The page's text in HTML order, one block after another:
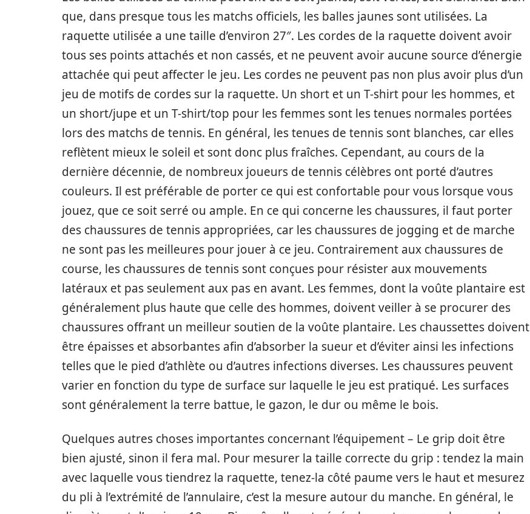
que, dans presque tous les matchs officiels, les balles jaunes sont utilisées. La
raquette utilisée a une taille d’environ 27″. Les cordes de la raquette doivent avoir
tous ses points attachés et non cassés, et ne peuvent avoir aucune source d’énergie
attachée qui peut affecter le jeu. Les cordes ne peuvent pas non plus avoir plus d’un
jeu de motifs de cordes sur la raquette. Un short et un T-shirt pour les hommes, et
un short/jupe et un T-shirt/top pour les femmes sont les tenues normales portées
lors des matchs de tennis. En général, les tenues de tennis sont blanches, car elles
reflètent mieux le soleil et sont donc plus fraîches. Cependant, au cours de la
dernière décennie, de nombreux joueurs de tennis célèbres ont porté d’autres
couleurs. Il est préférable de porter ce qui est confortable pour vous lorsque vous
jouez, que ce soit serré ou ample. En ce qui concerne les chaussures, il faut porter
des chaussures de tennis appropriées, car les chaussures de jogging et de marche
ne sont pas les meilleures pour jouer à ce jeu. Contrairement aux chaussures de
course, les chaussures de tennis sont conçues pour résister aux mouvements
latéraux et pas seulement aux pas en avant. Les femmes, dont la voûte plantaire est
généralement plus haute que celle des hommes, doivent veiller à se procurer des
chaussures offrant un meilleur soutien de la voûte plantaire. Les chaussettes doivent
être épaisses et absorbantes afin d’absorber la sueur et d’éviter ainsi les infections
telles que le pied d’athlète ou d’autres infections diverses. Les chaussures peuvent
varier en fonction du type de surface sur laquelle le jeu est pratiqué. Les surfaces
sont généralement la terre battue, le gazon, le dur ou même le bois.
Quelques autres choses importantes concernant l’équipement – Le grip doit être
bien ajusté, sinon il fera mal. Pour mesurer la taille correcte du grip : tendez la main
avec laquelle vous tiendrez la raquette, tenez-la côté paume vers le haut et mesurez
du pli à l’extrémité de l’annulaire, c’est la mesure autour du manche. En général, le